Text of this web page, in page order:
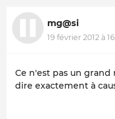
mg@si
19 février 2012 à
Ce n'est pas un
dire exactement à